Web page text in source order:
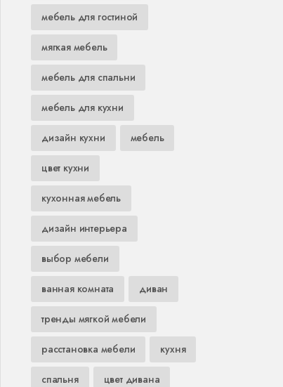
мебель для гостиной
мягкая мебель
мебель для спальни
мебель для кухни
дизайн кухни мебель
цвет кухни
кухонная мебель
дизайн интерьера
выбор мебели
ванная комната диван
тренды мягкой мебели
расстановка мебели кухня
спальня цвет дивана